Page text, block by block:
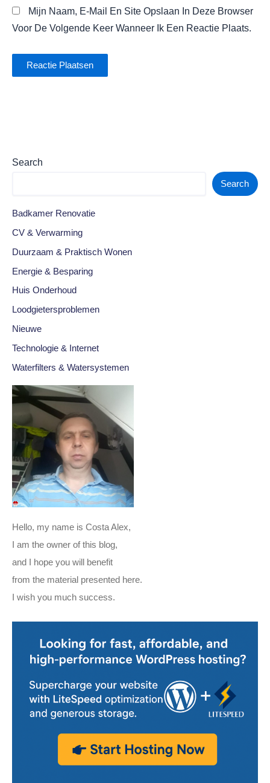
Mijn Naam, E-Mail En Site Opslaan In Deze Browser
Voor De Volgende Keer Wanneer Ik Een Reactie Plaats.
Search
Search
Badkamer Renovatie
CV & Verwarming
Duurzaam & Praktisch Wonen
Energie & Besparing
Huis Onderhoud
Loodgietersproblemen
Nieuwe
Technologie & Internet
Waterfilters & Watersystemen
Hello, my name is Costa Alex,
I am the owner of this blog,
and I hope you will benefit
from the material presented here.
I wish you much success.